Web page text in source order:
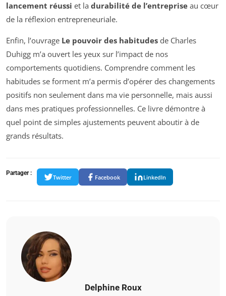
lancement réussi et la durabilité de l’entreprise au cœur
de la réflexion entrepreneuriale.
Enfin, l’ouvrage Le pouvoir des habitudes de Charles
Duhigg m’a ouvert les yeux sur l’impact de nos
comportements quotidiens. Comprendre comment les
habitudes se forment m’a permis d’opérer des changements
positifs non seulement dans ma vie personnelle, mais aussi
dans mes pratiques professionnelles. Ce livre démontre à
quel point de simples ajustements peuvent aboutir à de
grands résultats.
Partager :
Twitter Facebook LinkedIn
Delphine Roux